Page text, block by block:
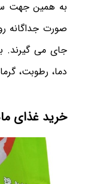
به همین جهت
صورت جداگانه
جای می گیرند.
دما، رطوبت،
خرید غذای